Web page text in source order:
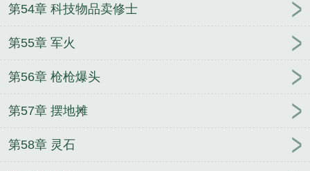
第54章 科技物品卖修士
第55章 军火
第56章 枪枪爆头
第57章 摆地摊
第58章 灵石